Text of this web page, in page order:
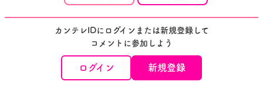
カンテレIDにログインまたは新規登録して
コメントに参加しよう
ログイン 新規登録